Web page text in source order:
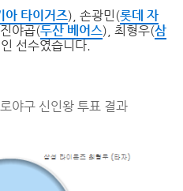
아 타이거즈), 손광민(롯데 자
야곱(두산 베어스), 최형우(삼
선수였습니다.
야구 신인왕 투표 결과